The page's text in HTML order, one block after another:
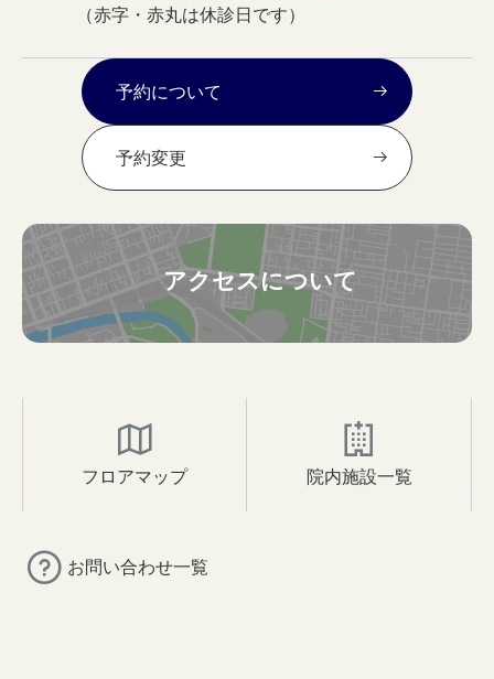
（赤字・赤丸は休診日です）
予約について
予約変更
アクセスについて
フロアマップ 院内施設一覧
お問い合わせ一覧